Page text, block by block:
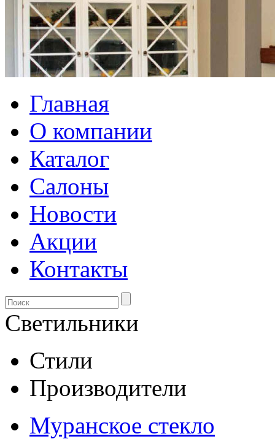
Главная
О компании
Каталог
Салоны
Новости
Акции
Контакты
Светильники
Стили
Производители
Муранское стекло